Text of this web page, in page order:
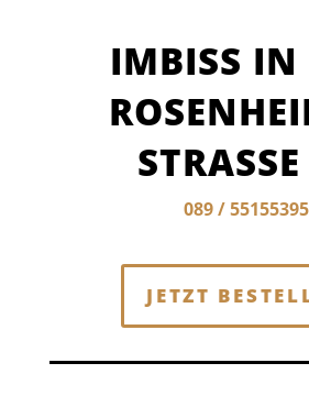
IMBISS IN
089 / 55155395
JETZT